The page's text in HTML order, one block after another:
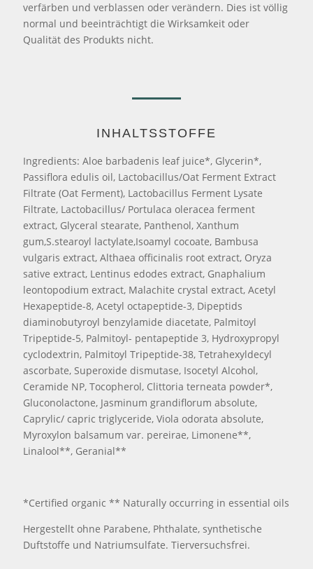
verfärben und verblassen oder verändern. Dies ist völlig
normal und beeinträchtigt die Wirksamkeit oder
Qualität des Produkts nicht.
INHALTSSTOFFE
Ingredients: Aloe barbadenis leaf juice*, Glycerin*,
Passiflora edulis oil, Lactobacillus/Oat Ferment Extract
Filtrate (Oat Ferment), Lactobacillus Ferment Lysate
Filtrate, Lactobacillus/ Portulaca oleracea ferment
extract, Glyceral stearate, Panthenol, Xanthum
gum,S.stearoyl lactylate,Isoamyl cocoate, Bambusa
vulgaris extract, Althaea officinalis root extract, Oryza
sative extract, Lentinus edodes extract, Gnaphalium
leontopodium extract, Malachite crystal extract, Acetyl
Hexapeptide-8, Acetyl octapeptide-3, Dipeptids
diaminobutyroyl benzylamide diacetate, Palmitoyl
Tripeptide-5, Palmitoyl- pentapeptide 3, Hydroxypropyl
cyclodextrin, Palmitoyl Tripeptide-38, Tetrahexyldecyl
ascorbate, Superoxide dismutase, Isocetyl Alcohol,
Ceramide NP, Tocopherol, Clittoria terneata powder*,
Gluconolactone, Jasminum grandiflorum absolute,
Caprylic/ capric triglyceride, Viola odorata absolute,
Myroxylon balsamum var. pereirae, Limonene**,
Linalool**, Geranial**
*Certified organic ** Naturally occurring in essential oils
Hergestellt ohne Parabene, Phthalate, synthetische
Duftstoffe und Natriumsulfate. Tierversuchsfrei.